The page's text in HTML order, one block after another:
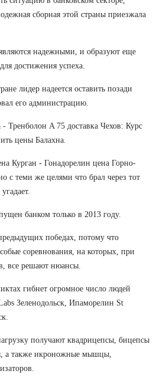
сборная этой страны приезжала
надежными, и образуют еще
достижения успеха.
лидер надеется оставить позади
его администрацию.
Тренболон A 75 доставка Чехов: Курс
цены Балахна.
Курган - Гонадорелин цена Горно-
с теми же целями что брал через тот
банком только в 2013 году.
победах, потому что
соревнования, на которых, при
все решают нюансы.
гибнет огромное число людей
Зеленодольск, Ипаморелин St
получают квадрицепсы, бицепсы
а также икроножные мышцы,